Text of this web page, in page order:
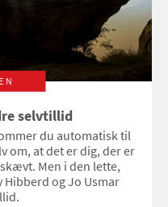
selvtillid
du automatisk til
om, at det er dig, der er
Men i den lette,
Hibberd og Jo Usmar